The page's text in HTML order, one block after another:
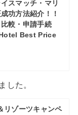
スマッチ・マリ
功方法紹介！！
較・申請手続
Best Price
した。
リゾーツキャンペ